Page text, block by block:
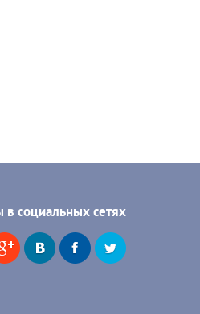
социальных сетях